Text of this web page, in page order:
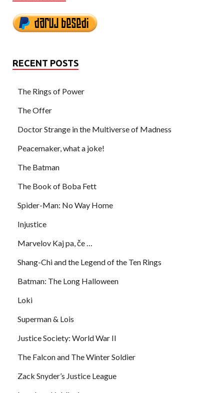
RECENT POSTS
The Rings of Power
The Offer
Doctor Strange in the Multiverse of Madness
Peacemaker, what a joke!
The Batman
The Book of Boba Fett
Spider-Man: No Way Home
Injustice
Marvelov Kaj pa, če …
Shang-Chi and the Legend of the Ten Rings
Batman: The Long Halloween
Loki
Superman & Lois
Justice Society: World War II
The Falcon and The Winter Soldier
Zack Snyder’s Justice League